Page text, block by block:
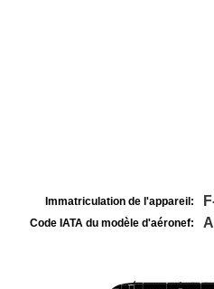
Immatriculation de l'appareil:
Code IATA du modèle d'aéronef: